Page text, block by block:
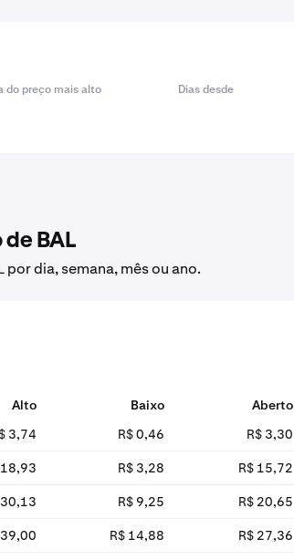
do preço mais alto Dias desde
BAL
dia, semana, mês ou ano.
Alto Baixo Aberto
3,74 R$ 0,46 R$ 3,30
18,93 R$ 3,28 R$ 15,72
30,13 R$ 9,25 R$ 20,65
39,00 R$ 14,88 R$ 27,36